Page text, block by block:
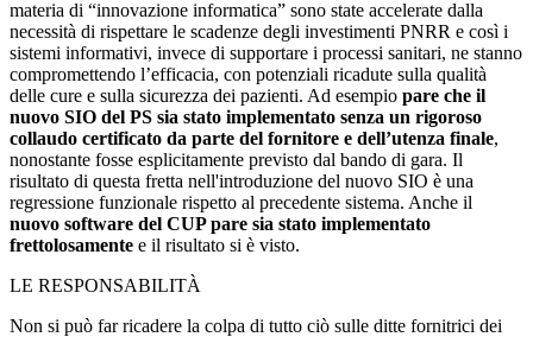
materia di “innovazione informatica” sono state accelerate dalla
necessità di rispettare le scadenze degli investimenti PNRR e così i
sistemi informativi, invece di supportare i processi sanitari, ne stanno
compromettendo l’efficacia, con potenziali ricadute sulla qualità
delle cure e sulla sicurezza dei pazienti. Ad esempio pare che il
nuovo SIO del PS sia stato implementato senza un rigoroso
collaudo certificato da parte del fornitore e dell’utenza finale,
nonostante fosse esplicitamente previsto dal bando di gara. Il
risultato di questa fretta nell'introduzione del nuovo SIO è una
regressione funzionale rispetto al precedente sistema. Anche il
nuovo software del CUP pare sia stato implementato
frettolosamente e il risultato si è visto.
LE RESPONSABILITÀ
Non si può far ricadere la colpa di tutto ciò sulle ditte fornitrici dei